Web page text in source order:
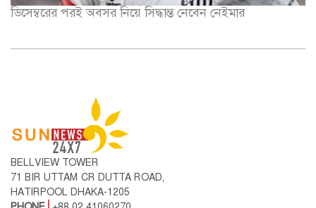
ডিসেম্বরের পরই অবসর নিয়ে সিদ্ধান্ত নেবেন নেইমার
BELLVIEW TOWER
71 BIR UTTAM CR DUTTA ROAD,
HATIRPOOL DHAKA-1205